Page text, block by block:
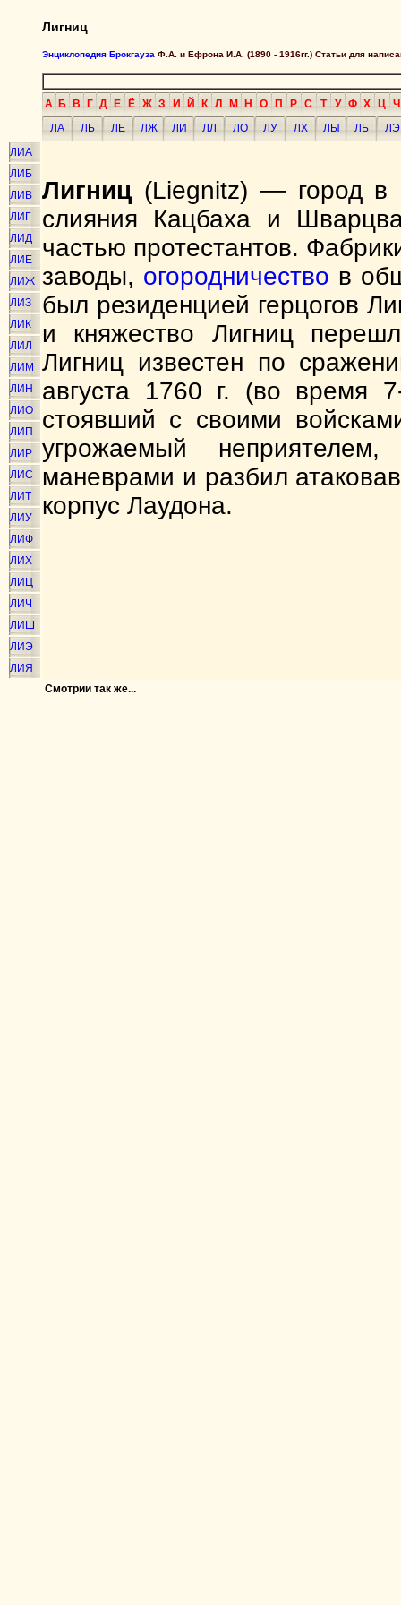
Лигниц
Энциклопедия Брокгауза Ф.А. и Ефрона И.А. (1890 - 1916гг.) Статьи для
А Б В Г Д Е Ё Ж З И Й К Л М Н О П Р С Т У Ф Х Ц Ч
ЛА
ЛБ ЛЕ ЛЖ ЛИ ЛЛ ЛО ЛУ ЛХ ЛЫ ЛЬ
ЛЭ
ЛИА
ЛИБ
ЛИВ
ЛИГ
ЛИД
ЛИЕ
ЛИЖ
ЛИЗ
ЛИК
ЛИЛ
ЛИМ
ЛИН
ЛИО
ЛИП
ЛИР
ЛИС
ЛИТ
ЛИУ
ЛИФ
ЛИХ
ЛИЦ
ЛИЧ
ЛИШ
ЛИЭ
ЛИЯ
Лигниц (Liegnitz) — город в
слияния Кацбаха и
частью протестантов.
заводы, огородничество в
был резиденцией герцогов
и княжество Лигниц
Лигниц известен по
августа 1760 г. (во время
стоявший с своими
угрожаемый
маневрами и разбил
корпус Лаудона.
Смотрии так же...